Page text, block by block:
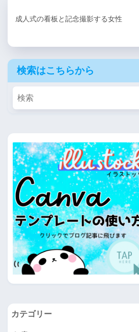
成人式の看板と記念撮影する女性
検索はこちらから
カテゴリー